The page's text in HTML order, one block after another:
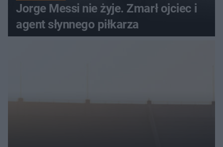
Jorge Messi nie żyje. Zmarł ojciec i
agent słynnego piłkarza